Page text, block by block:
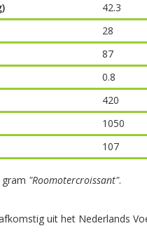
42.3
28
87
0.8
420
1050
107
"Roomotercroissant".
uit het Nederlands